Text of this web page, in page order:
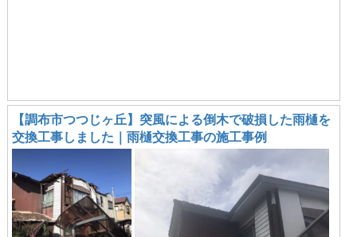
【調布市つつじヶ丘】突風による倒木で破損した雨樋を
交換工事しました｜雨樋交換工事の施工事例